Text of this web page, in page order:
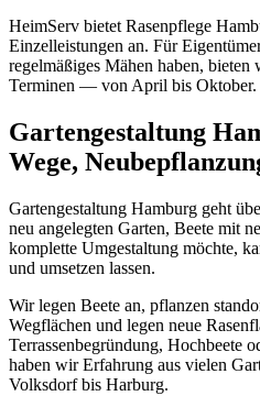
HeimServ bietet Rasenpflege
Einzelleistungen an. Für
regelmäßiges Mähen haben, bieten
Terminen — von April bis Oktober.
Gartengestaltung
Wege,
Gartengestaltung Hamburg geht
neu angelegten Garten, Beete mit
komplette Umgestaltung möchte,
und umsetzen lassen.
Wir legen Beete an, pflanzen
Wegflächen und legen neue
Terrassenbegründung, Hochbeete
haben wir Erfahrung aus vielen
Volksdorf bis Harburg.